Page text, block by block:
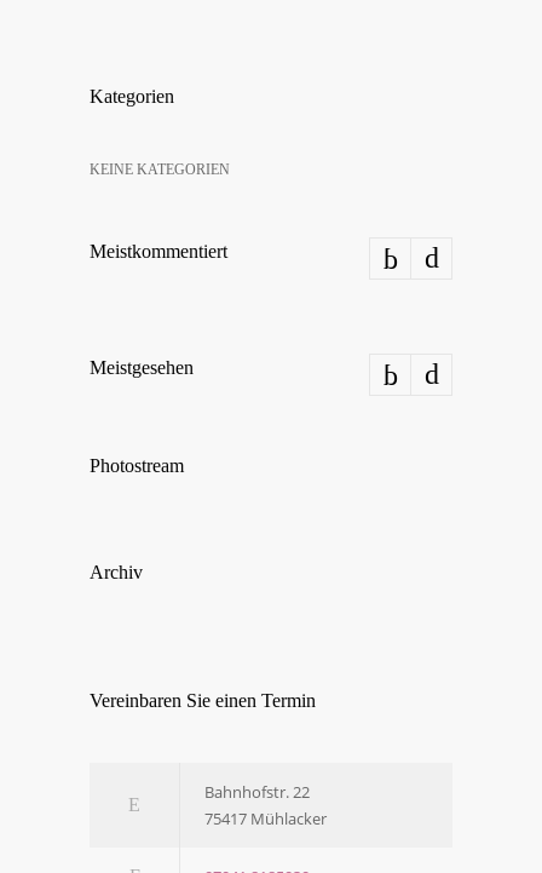
Kate­go­rien
KEI­NE KATEGORIEN
Meist­kom­men­tiert
Meist­ge­se­hen
Pho­tostream
Archiv
Ver­ein­ba­ren Sie einen Termin
Bahn­hofstr. 22
75417 Mühl­acker